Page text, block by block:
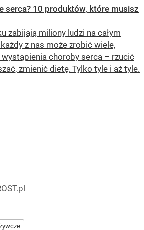
serca? 10 produktów, które musisz
zabijają miliony ludzi na całym
z nas może zrobić wiele,
choroby serca – rzucić
zmienić dietę. Tylko tyle i aż tyle.